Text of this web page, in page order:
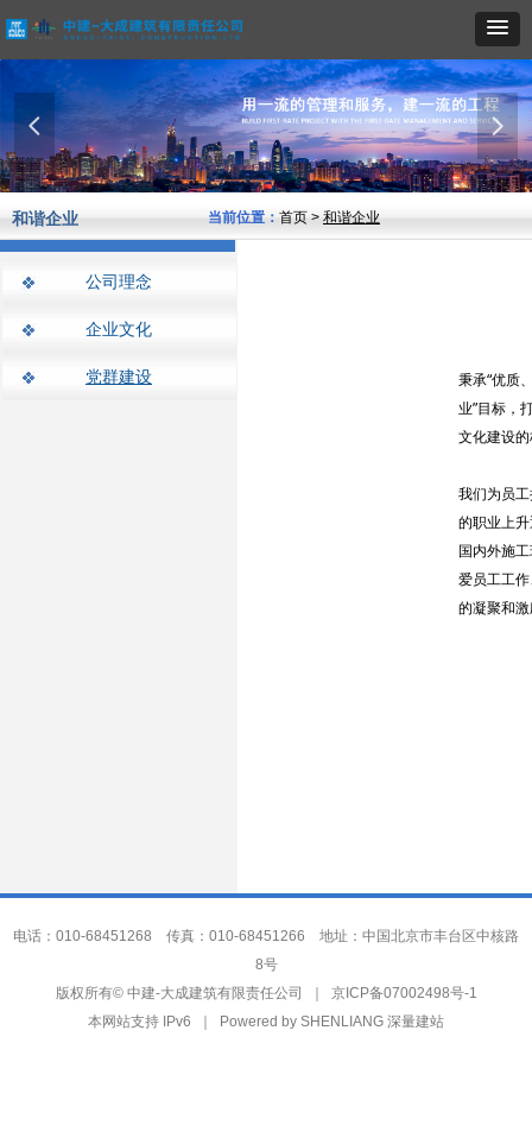
넳 넲
和谐企业 当前位置： 首页 > 和谐企业
秉承“优质
业”目标，
文化建设
我们为员
的职业上
国内外施
爱员工工
的凝聚和
公司理念
企业文化
党群建设
电话：010-68451268 传真：010-68451266 地址：中国北京市丰台区中核路
8号
版权所有© 中建-大成建筑有限责任公司
京ICP备07002498号-1
本网站支持 IPv6 ｜ Powered by SHENLIANG 深量建站